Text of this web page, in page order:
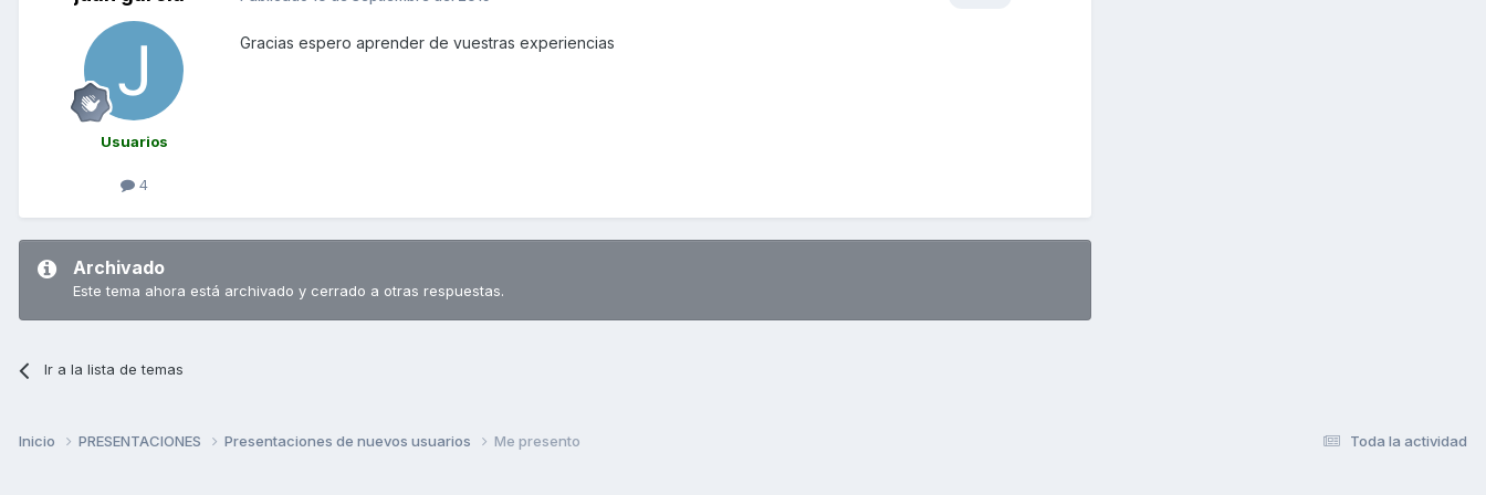
Usuarios
4
Gracias espero aprender de vuestras experiencias
Archivado
Este tema ahora está archivado y cerrado a otras respuestas.
Ir a la lista de temas
Toda la actividad
Inicio PRESENTACIONES Presentaciones de nuevos usuarios Me presento